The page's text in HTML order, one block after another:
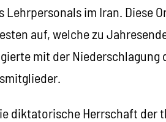
im Iran. Diese
auf, welche zu
mit der
diktatorische Herrschaft der